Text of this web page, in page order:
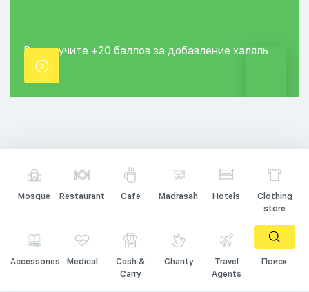
Вы получите +20 баллов за добавление халяль
точки.
Mosque Restaurant Cafe Madrasah Hotels
Clothing
store
Accessories Medical
Cash &
Carry
Charity
Travel
Agents
Поиск